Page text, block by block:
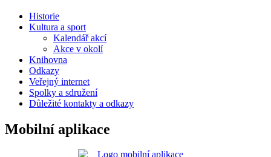
Historie
Kultura a sport
Kalendář akcí
Akce v okolí
Knihovna
Odkazy
Veřejný internet
Spolky a sdružení
Důležité kontakty a odkazy
Mobilní aplikace